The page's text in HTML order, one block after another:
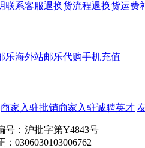
联系客服退换货流程退换货运费
乐海外站邮乐代购手机充值
商家入驻批销商家入驻诚聘英才
号：沪批字第Y4843号
0306030103006762